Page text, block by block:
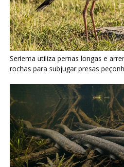
Seriema utiliza pernas longas e
rochas para subjugar presas